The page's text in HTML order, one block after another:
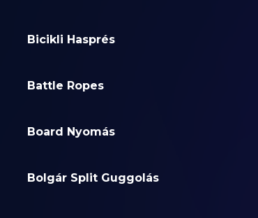
Bicikli Hasprés
Battle Ropes
Board Nyomás
Bolgár Split Guggolás